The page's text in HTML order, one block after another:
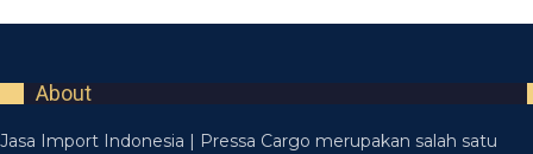
About
Jasa Import Indonesia | Pressa Cargo merupakan salah satu